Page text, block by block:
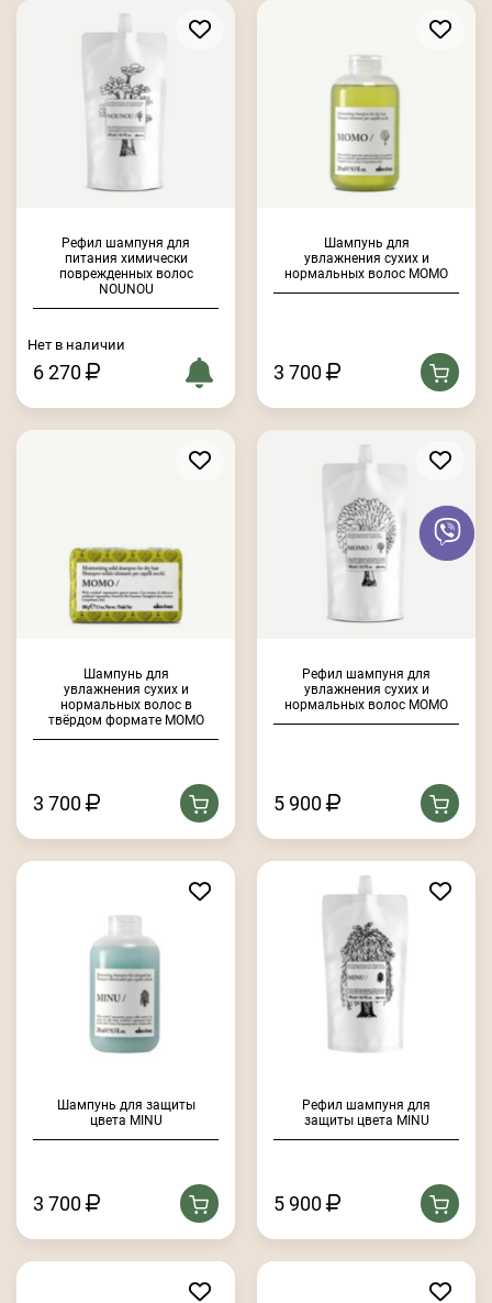
Рефил шампуня для
питания химически
поврежденных волос
NOUNOU
6 270
Нет в наличии
Шампунь для
увлажнения сухих и
нормальных волос MOMO
3 700
Шампунь для
увлажнения сухих и
нормальных волос в
твёрдом формате MOMO
3 700
Рефил шампуня для
увлажнения сухих и
нормальных волос MOMO
5 900
Шампунь для защиты
цвета MINU
3 700
Рефил шампуня для
защиты цвета MINU
5 900